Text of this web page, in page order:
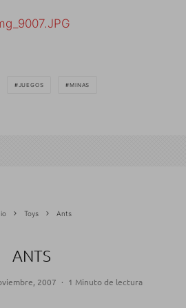
JUEGOS MINAS
Toys Ants
ANTS
2007 · 1 Minuto de lectura